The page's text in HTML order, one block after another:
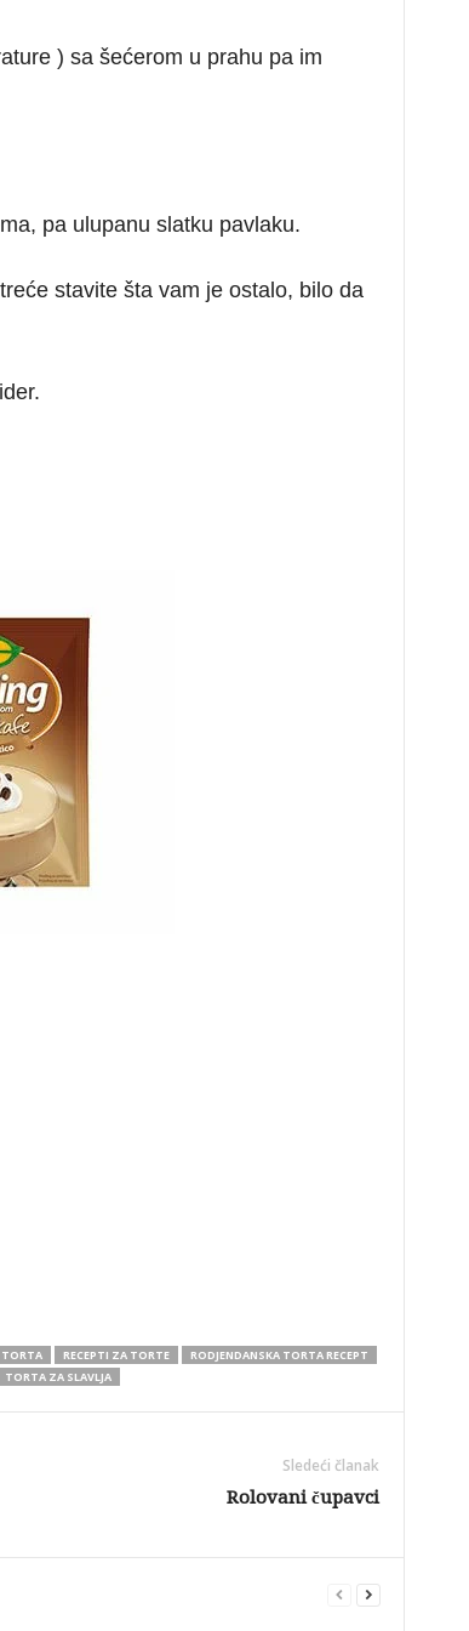
) sa šećerom u prahu pa im
pa ulupanu slatku pavlaku.
stavite šta vam je ostalo, bilo da
RECEPTI ZA TORTE
RODJENDANSKA TORTA RECEPT
TORTA ZA SLAVLJA
Sledeći članak
Rolovani čupavci